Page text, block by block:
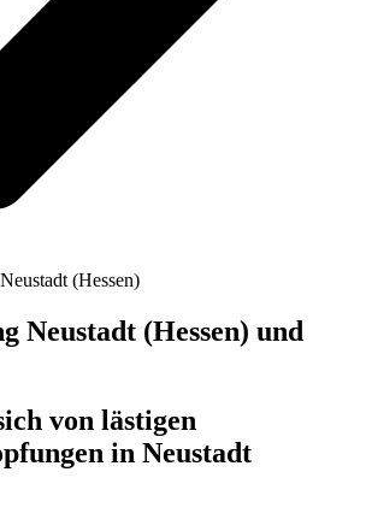
(Hessen)
Neustadt (Hessen) und
von lästigen
in Neustadt